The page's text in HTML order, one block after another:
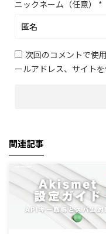
ニックネーム（任意） *
次回のコメントで使
ールアドレス、サイトを
関連記事